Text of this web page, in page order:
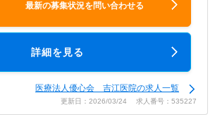
最新の募集状況を問い合わせる
詳細を見る
医療法人優心会 吉江医院の求人一覧
更新日：2026/03/24 求人番号：535227